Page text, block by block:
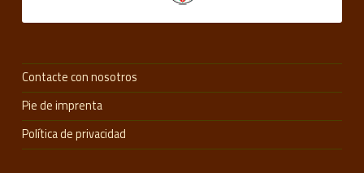
Contacte con nosotros
Pie de imprenta
Política de privacidad